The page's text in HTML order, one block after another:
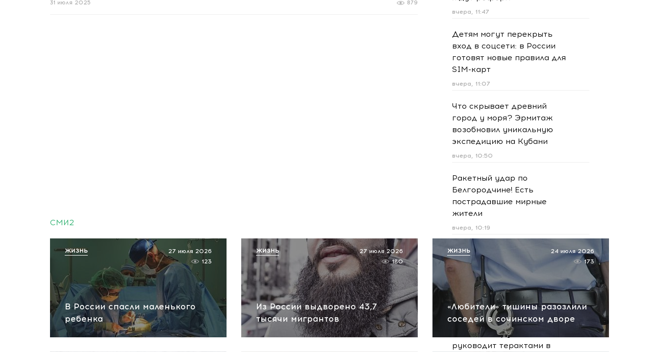
879
31 июля 2025
вчера, 11:47
Детям могут перекрыть
вход в соцсети: в России
готовят новые правила для
SIM-карт
вчера, 11:07
Что скрывает древний
город у моря? Эрмитаж
возобновил уникальную
экспедицию на Кубани
вчера, 10:50
Ракетный удар по
Белгородчине! Есть
пострадавшие мирные
жители
вчера, 10:19
Срочно! В Геленджике и
Новороссийске громко -
работает ПВО:
рекомендуется уйти с
пляжей
вчера, 10:13
НАТО планирует и
руководит терактами в
СМИ2
В России спасли маленького
ребенка
27 июля 2026
123
ЖИЗНЬ
Из России выдворено 43,7
тысячи мигрантов
27 июля 2026
180
ЖИЗНЬ
«Любители» тишины разозлили
соседей в сочинском дворе
24 июля 2026
173
ЖИЗНЬ